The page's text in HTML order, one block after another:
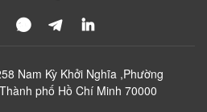
Nam Kỳ Khởi Nghĩa ,Phường
phố Hồ Chí Minh 70000